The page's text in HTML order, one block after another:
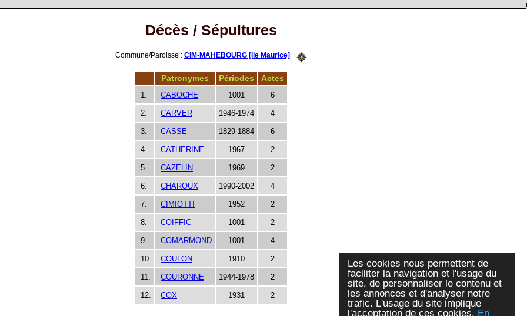
Les cookies nous permettent de
faciliter la navigation et l'usage du
site, de personnaliser le contenu et
les annonces et d'analyser notre
trafic. L'usage du site implique
l'acceptation de ces cookies. En
Décès / Sépultures
Commune/Paroisse : CIM-MAHEBOURG [Ile Maurice]
Patronymes Périodes Actes
1. CABOCHE 1001 6
2. CARVER 1946-1974 4
3. CASSE 1829-1884 6
4. CATHERINE 1967 2
5. CAZELIN 1969 2
6. CHAROUX 1990-2002 4
7. CIMIOTTI 1952 2
8. COIFFIC 1001 2
9. COMARMOND 1001 4
10. COULON 1910 2
11. COURONNE 1944-1978 2
12. COX 1931 2